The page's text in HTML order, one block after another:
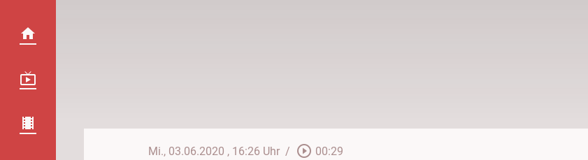
Mi., 03.06.2020 , 16:26 Uhr / play_circle_outline 00:29